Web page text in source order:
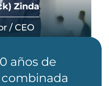
Zinda
/ CEO
años de